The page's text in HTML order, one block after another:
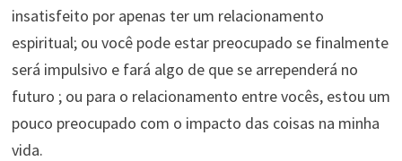
insatisfeito por apenas ter um relacionamento
espiritual; ou você pode estar preocupado se finalmente
será impulsivo e fará algo de que se arrependerá no
futuro ; ou para o relacionamento entre vocês, estou um
pouco preocupado com o impacto das coisas na minha
vida.